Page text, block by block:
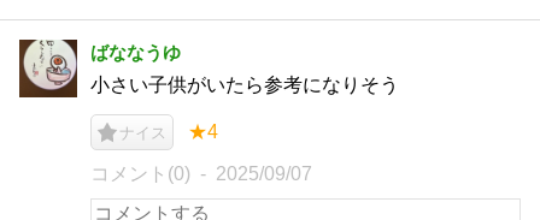
ばななうゆ
小さい子供がいたら参考になりそう
ナイス ★4
コメント(0) 2025/09/07